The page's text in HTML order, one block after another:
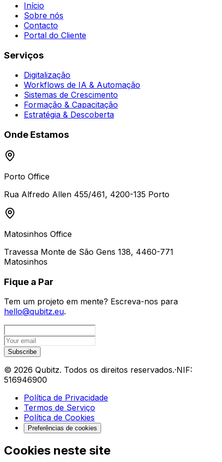
Início
Sobre nós
Contacto
Portal do Cliente
Serviços
Digitalização
Workflows de IA & Automação
Sistemas de Crescimento
Formação & Capacitação
Estratégia & Descoberta
Onde Estamos
Porto Office
Rua Alfredo Allen 455/461, 4200-135 Porto
Matosinhos Office
Travessa Monte de São Gens 138, 4460-771
Matosinhos
Fique a Par
Tem um projeto em mente? Escreva-nos para
hello@qubitz.eu.
Subscribe
© 2026 Qubitz. Todos os direitos reservados.·NIF:
516946900
Política de Privacidade
Termos de Serviço
Política de Cookies
Preferências de cookies
Cookies neste site